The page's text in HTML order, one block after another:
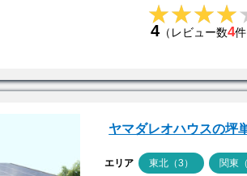
4 （レビュー数4件
ヤマダレオハウスの坪
エリア 東北（3） 関東